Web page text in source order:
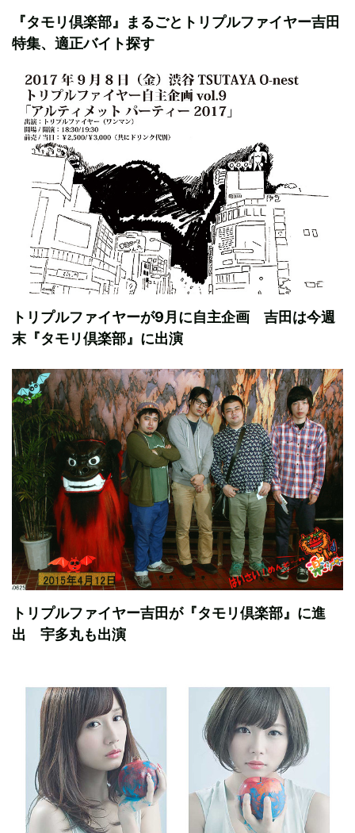
『タモリ倶楽部』まるごとトリプルファイヤー吉田
特集、適正バイト探す
トリプルファイヤーが9月に自主企画 吉田は今週
末『タモリ倶楽部』に出演
トリプルファイヤー吉田が『タモリ倶楽部』に進
出 宇多丸も出演